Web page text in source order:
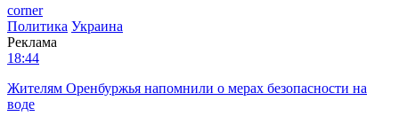
corner
Политика Украина
Реклама
18:44
Жителям Оренбуржья напомнили о мерах безопасности на
воде